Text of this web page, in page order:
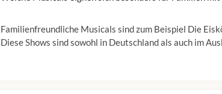
Familienfreundliche Musicals sind zum Beispiel Die
Diese Shows sind sowohl in Deutschland als auch im